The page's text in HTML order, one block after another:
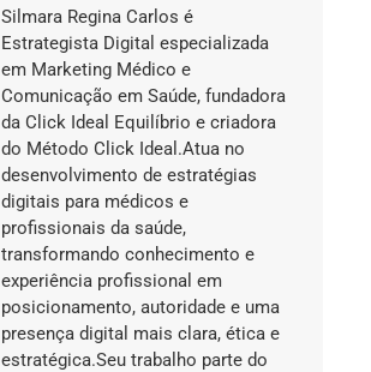
Silmara Regina Carlos é
Estrategista Digital especializada
em Marketing Médico e
Comunicação em Saúde, fundadora
da Click Ideal Equilíbrio e criadora
do Método Click Ideal.Atua no
desenvolvimento de estratégias
digitais para médicos e
profissionais da saúde,
transformando conhecimento e
experiência profissional em
posicionamento, autoridade e uma
presença digital mais clara, ética e
estratégica.Seu trabalho parte do